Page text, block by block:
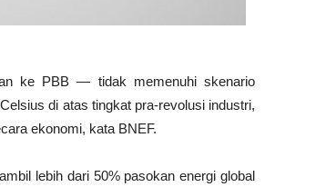
ke PBB — tidak memenuhi skenario
di atas tingkat pra-revolusi industri,
ekonomi, kata BNEF.
lebih dari 50% pasokan energi global